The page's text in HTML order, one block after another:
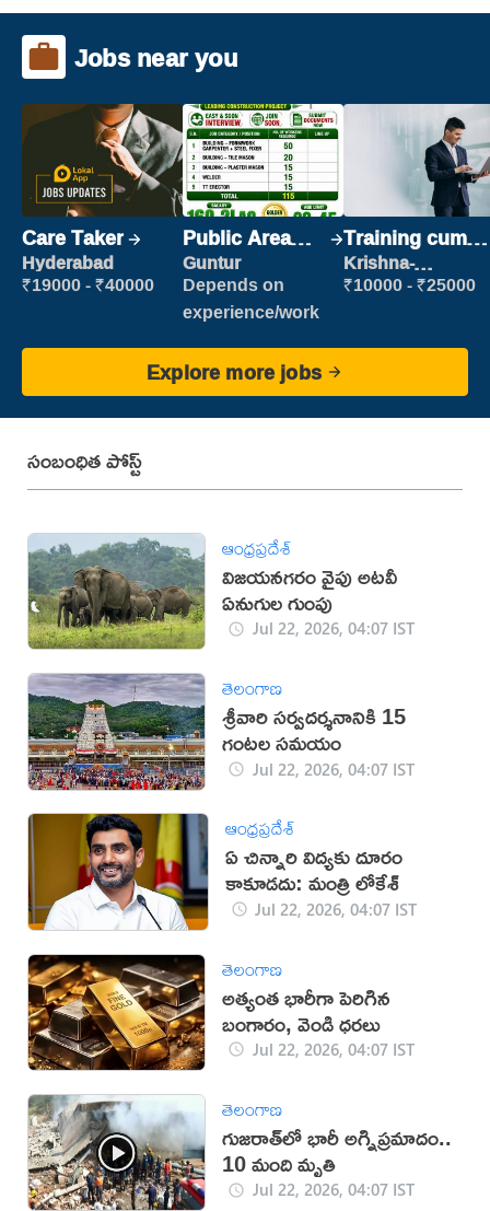
Jobs near you
Care Taker
Hyderabad
₹19000 - ₹40000
Public Area
Cleaner
Guntur
Depends on
experience/work
Training cum
Placement
Krishna-
vijayawada
₹10000 - ₹25000
Explore more jobs
సంబంధిత పోస్ట్
ఆంధ్రప్రదేశ్
విజయనగరం వైపు అటవీ
ఏనుగుల గుంపు
Jul 22, 2026, 04:07 IST
తెలంగాణ
శ్రీవారి సర్వదర్శనానికి 15
గంటల సమయం
Jul 22, 2026, 04:07 IST
ఆంధ్రప్రదేశ్
ఏ చిన్నారి విద్యకు దూరం
కాకూడదు: మంత్రి లోకేశ్‌
Jul 22, 2026, 04:07 IST
తెలంగాణ
అత్యంత భారీగా పెరిగిన
బంగారం, వెండి ధరలు
Jul 22, 2026, 04:07 IST
తెలంగాణ
గుజరాత్‌లో భారీ అగ్నిప్రమాదం..
10 మంది మృతి
Jul 22, 2026, 04:07 IST